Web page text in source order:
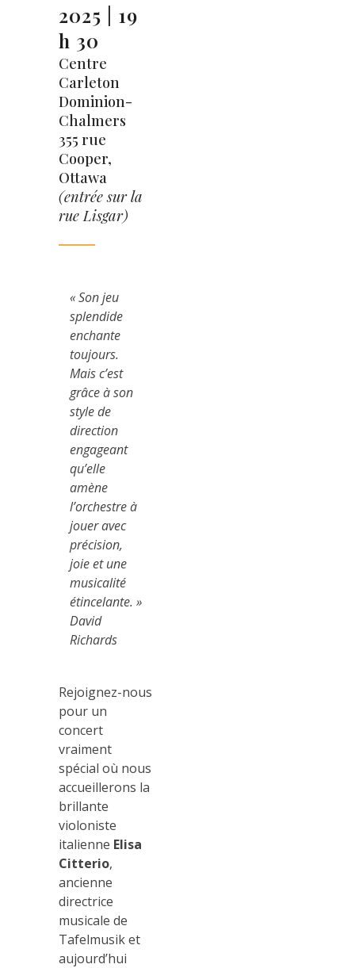
2025 | 19
h 30
Centre
Carleton
Dominion-
Chalmers
355 rue
Cooper,
Ottawa
(entrée sur la
rue Lisgar)
« Son jeu
splendide
enchante
toujours.
Mais c’est
grâce à son
style de
direction
engageant
qu’elle
amène
l’orchestre à
jouer avec
précision,
joie et une
musicalité
étincelante. »
David
Richards
Rejoignez-nous
pour un
concert
vraiment
spécial où nous
accueillerons la
brillante
violoniste
italienne Elisa
Citterio,
ancienne
directrice
musicale de
Tafelmusik et
aujourd’hui